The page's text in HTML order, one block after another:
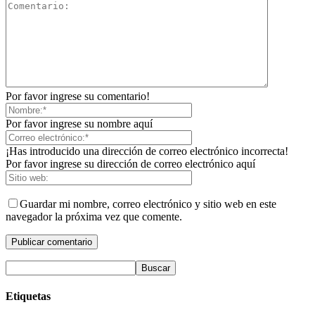
Por favor ingrese su comentario!
Por favor ingrese su nombre aquí
¡Has introducido una dirección de correo electrónico incorrecta!
Por favor ingrese su dirección de correo electrónico aquí
Guardar mi nombre, correo electrónico y sitio web en este
navegador la próxima vez que comente.
Etiquetas